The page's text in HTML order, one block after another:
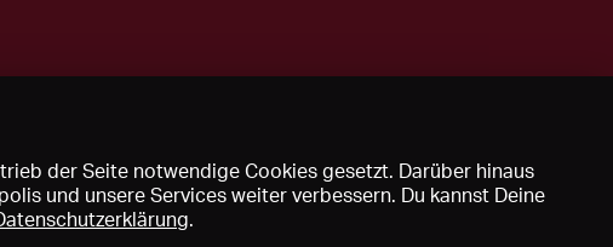
der Seite notwendige Cookies gesetzt. Darüber hinaus
und unsere Services weiter verbessern. Du kannst Deine
.